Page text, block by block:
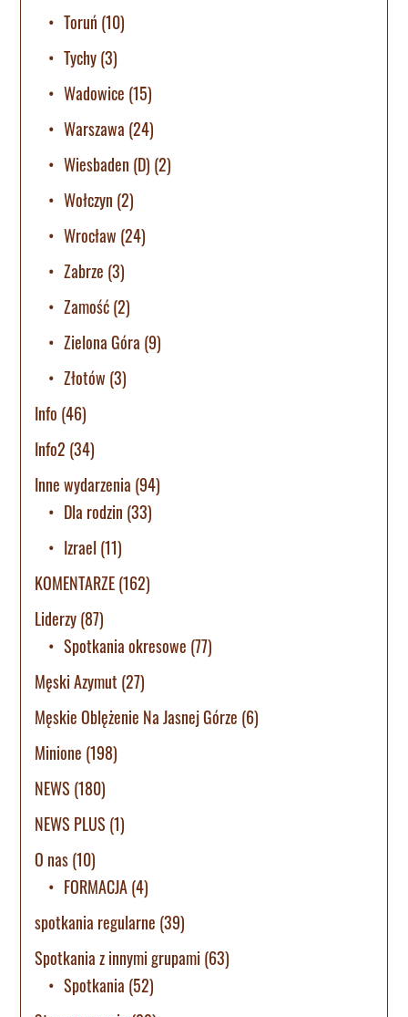
Toruń (10)
Tychy(3)
Wadowice (15)
Warszawa (24)
Wiesbaden (D) (2)
Wołczyn (2)
Wrocław (24)
Zabrze (3)
Zamość(2)
Zielona Góra (9)
Złotów (3)
Info (46)
Info2 (34)
Inne wydarzenia (94)
Dla rodzin (33)
Izrael (11)
KOMENTARZE(162)
Liderzy(87)
Spotkania okresowe (77)
Męski Azymut (27)
Męskie Oblężenie Na Jasnej Górze (6)
Minione (198)
NEWS (180)
NEWS PLUS (1)
O nas(10)
FORMACJA(4)
spotkania regularne (39)
Spotkania z innymi grupami (63)
Spotkania (52)